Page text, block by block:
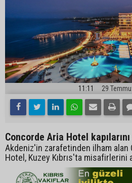
11:11 29
Concorde Aria Hotel kapılarını
Akdeniz'in zarafetinden ilham alan
Hotel, Kuzey Kıbrıs'ta misafirlerini